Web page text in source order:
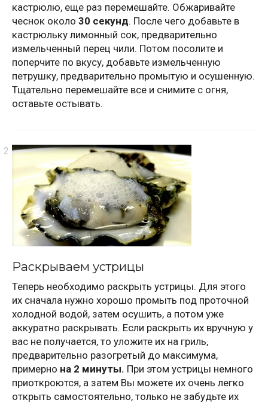
кастрюлю, еще раз перемешайте. Обжаривайте
чеснок около 30 секунд. После чего добавьте в
кастрюльку лимонный сок, предварительно
измельченный перец чили. Потом посолите и
поперчите по вкусу, добавьте измельченную
петрушку, предварительно промытую и осушенную.
Тщательно перемешайте все и снимите с огня,
оставьте остывать.
Раскрываем устрицы
Теперь необходимо раскрыть устрицы. Для этого
их сначала нужно хорошо промыть под проточной
холодной водой, затем осушить, а потом уже
аккуратно раскрывать. Если раскрыть их вручную у
вас не получается, то уложите их на гриль,
предварительно разогретый до максимума,
примерно на 2 минуты. При этом устрицы немного
приоткроются, а затем Вы можете их очень легко
открыть самостоятельно, только не забудьте их